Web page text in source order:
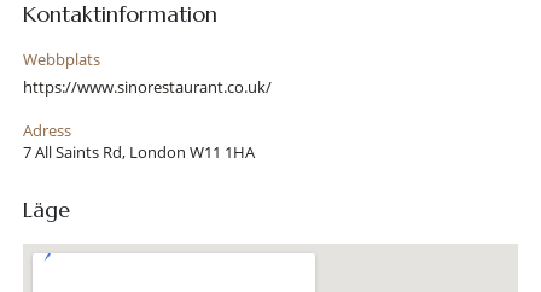
Kontaktinformation
Webbplats
https://www.sinorestaurant.co.uk/
Adress
7 All Saints Rd, London W11 1HA
Läge